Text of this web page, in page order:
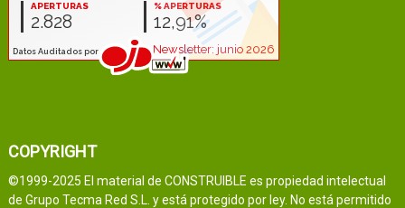
COPYRIGHT
©1999-2025 El material de CONSTRUIBLE es propiedad intelectual
de Grupo Tecma Red S.L. y está protegido por ley. No está permitido